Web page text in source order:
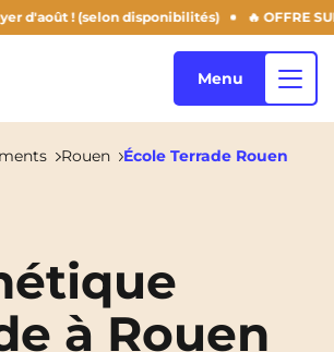
! (selon disponibilités) 🔥 OFFRE
Archamps
Béziers
nous ?
Menu
Rouen École Terrade Rouen
à Rouen